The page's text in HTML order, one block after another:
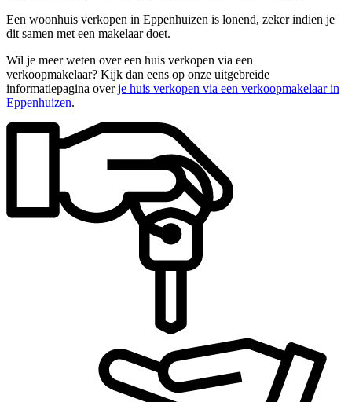
Een woonhuis verkopen in Eppenhuizen is lonend, zeker indien je
dit samen met een makelaar doet.
Wil je meer weten over een huis verkopen via een
verkoopmakelaar? Kijk dan eens op onze uitgebreide
informatiepagina overje huis verkopen via een verkoopmakelaar in
Eppenhuizen.